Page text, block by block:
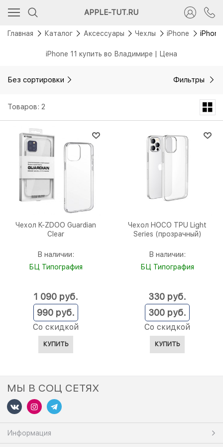
APPLE-TUT.RU
Главная Каталог Аксессуары Чехлы iPhone
iPhone 11 купить во Владимире | Цена
Без сортировки Фильтры
Товаров: 2
Чехол K-ZDOO Guardian
Clear
В наличии:
БЦ Типография
990 руб.
Со скидкой
1 090 руб.
КУПИТЬ
Чехол HOCO TPU Light
Series (прозрачный)
В наличии:
БЦ Типография
300 руб.
Со скидкой
330 руб.
КУПИТЬ
МЫ В СОЦ СЕТЯХ
Информация